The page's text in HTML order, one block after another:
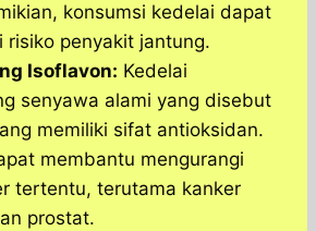
konsumsi kedelai dapat
risiko penyakit jantung.
Isoflavon: Kedelai
senyawa alami yang disebut
memiliki sifat antioksidan.
membantu mengurangi
tertentu, terutama kanker
prostat.